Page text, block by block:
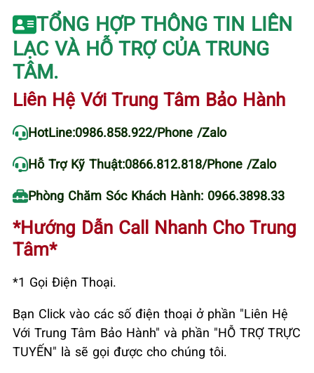
TỔNG HỢP THÔNG TIN LIÊN
LẠC VÀ HỖ TRỢ CỦA TRUNG
TÂM.
Liên Hệ Với Trung Tâm Bảo Hành
HotLine:0986.858.922/Phone /Zalo
Hỗ Trợ Kỹ Thuật:0866.812.818/Phone /Zalo
Phòng Chăm Sóc Khách Hành: 0966.3898.33
*Hướng Dẫn Call Nhanh Cho Trung
Tâm*
*1 Gọi Điện Thoại.
Bạn Click vào các số điện thoại ở phần "Liên Hệ
Với Trung Tâm Bảo Hành" và phần "HỖ TRỢ TRỰC
TUYẾN" là sẽ gọi được cho chúng tôi.